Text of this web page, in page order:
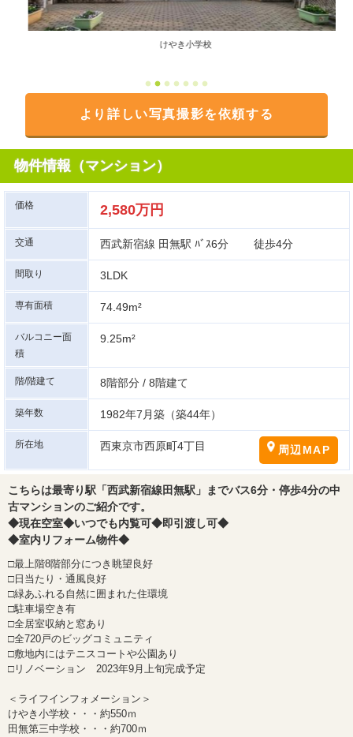
けやき小学校
より詳しい写真撮影を依頼する
物件情報（マンション）
価格 2,580万円
交通 西武新宿線 田無駅 ﾊﾞｽ6分 徒歩4分
間取り 3LDK
専有面積 74.49m²
バルコニー面
積
9.25m²
階/階建て 8階部分 / 8階建て
築年数 1982年7月築（築44年）
所在地 西東京市西原町4丁目 周辺MAP
こちらは最寄り駅「西武新宿線田無駅」までバス6分・停歩4分の中
古マンションのご紹介です。
◆現在空室◆いつでも内覧可◆即引渡し可◆
◆室内リフォーム物件◆
□最上階8階部分につき眺望良好
□日当たり・通風良好
□緑あふれる自然に囲まれた住環境
□駐車場空き有
□全居室収納と窓あり
□全720戸のビッグコミュニティ
□敷地内にはテニスコートや公園あり
□リノベーション 2023年9月上旬完成予定
＜ライフインフォメーション＞
けやき小学校・・・約550ｍ
田無第三中学校・・・約700ｍ